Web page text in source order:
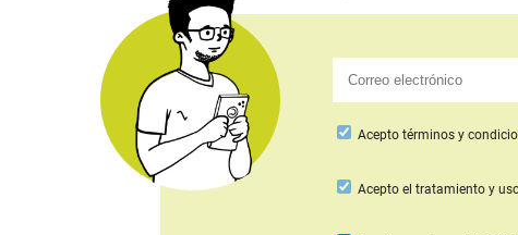
Acepto términos y
Aceptoel tratamiento y